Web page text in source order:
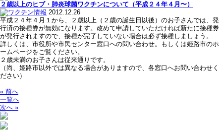
２歳以上のヒブ・肺炎球菌ワクチンについて（平成２４年４月〜）
2012.12.26
平成２４年４月１から、２歳以上（２歳の誕生日以後）のお子さんでは、発
行済の接種券が無効になります。改めて申請していただければ新たに接種券
が発行されますので、接種が完了していない場合は必ず接種しましょう。
詳しくは、市役所や市民センター窓口への問い合わせ。もしくは姫路市のホ
ームページをご覧ください。
２歳未満のお子さんは従来通りです。
（尚、姫路市以外では異なる場合がありますので、各窓口へお問い合わせく
ださい）
« 前へ
一覧へ
次へ »